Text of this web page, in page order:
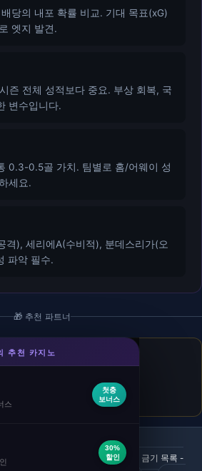
당의 내포 확률 비교. 기대 목표(xG)
엣지 발견.
즌 전체 성적보다 중요. 부상 회복, 국
변수입니다.
0.3-0.5골 가치. 팀별로 홈/어웨이 성
세요.
격), 세리에A(수비적), 분데스리가(오
파악 필수.
🎁 추천 파트너
가이드 | 카지노월드 ·
팔팔정 금기 목록 -
추천 카지노
스
첫충
보너스
30%
할인